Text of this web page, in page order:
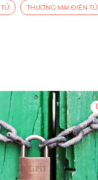
THƯƠNG MẠI ĐIỆN TỬ